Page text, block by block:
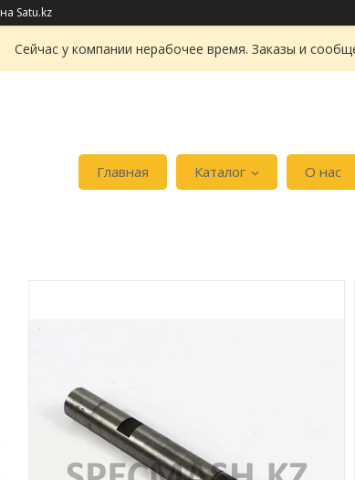
на Satu.kz
Сейчас у компании нерабочее время. Заказы и
Главная Каталог О нас